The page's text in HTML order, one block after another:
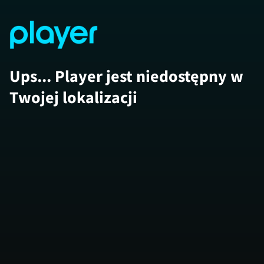
Ups... Player jest niedostępny w
Twojej lokalizacji